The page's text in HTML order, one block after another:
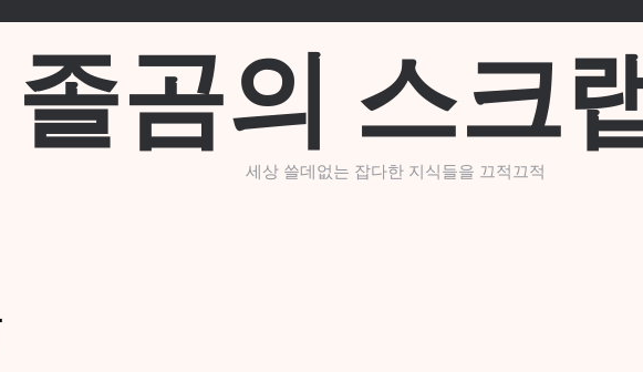
졸곰의 스크
세상 쓸데없는 잡다한 지식들을 끄적끄적